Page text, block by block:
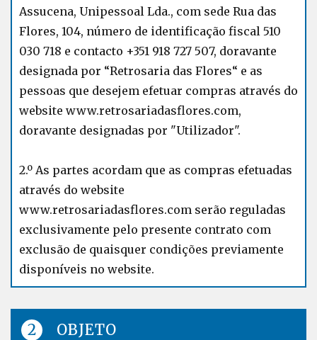
Assucena, Unipessoal Lda., com sede Rua das
Flores, 104, número de identificação fiscal 510
030 718 e contacto +351 918 727 507, doravante
designada por “Retrosaria das Flores“ e as
pessoas que desejem efetuar compras através do
website www.retrosariadasflores.com,
doravante designadas por "Utilizador".
2.º As partes acordam que as compras efetuadas
através do website
www.retrosariadasflores.com serão reguladas
exclusivamente pelo presente contrato com
exclusão de quaisquer condições previamente
disponíveis no website.
OBJETO